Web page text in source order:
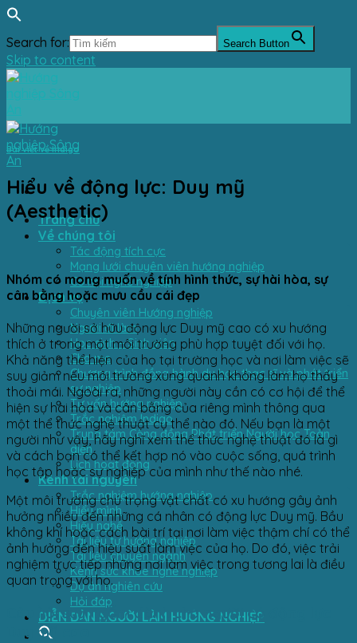
Search for: Search Button
Skip to content
Trang chủ
Về chúng tôi
Tác động tích cực
Mạng lưới chuyên viên hướng nghiệp
Cơ hội nghề nghiệp
Dịch vụ
Chuyên viên Hướng nghiệp
Người đi làm
Học sinh – Sinh viên
Cha mẹ
Chương trình đồng hành du học thạc sĩ và phát triển
sự nghiệp
Tư vấn hướng nghiệp
Trắc nghiệm Indigo
Trung tâm Cộng đồng Phát triển Người học Toàn
diện
Lịch hoạt động
Kênh tài nguyên
Trắc nghiệm hướng nghiệp
Hiểu mình
Hiểu nghề
Tài liệu tự hướng nghiệp
Tài liệu chuyên ngành
Kênh sức khỏe nghề nghiệp
Dự án nghiên cứu
Hỏi đáp
DIỄN ĐÀN NGƯỜI LÀM HƯỚNG NGHIỆP
Bài viết về Indigo
Hiểu về động lực: Duy mỹ
(Aesthetic)
Nhóm có mong muốn về tính hình thức, sự hài hòa, sự
cân bằng hoặc mưu cầu cái đẹp
Những người sở hữu động lực Duy mỹ cao có xu hướng
thích ở trong một môi trường phù hợp tuyệt đối với họ.
Khả năng thể hiện của họ tại trường học và nơi làm việc sẽ
suy giảm nếu môi trường xung quanh không làm họ thấy
thoải mái. Ngoài ra, những người này cần có cơ hội để thể
hiện sự hài hòa và cân bằng của riêng mình thông qua
một thể thức nghệ thuật cụ thể nào đó. Nếu bạn là một
người như vậy, hãy nghĩ xem thể thức nghệ thuật đó là gì
và cách bạn có thể kết hợp nó vào cuộc sống, quá trình
học tập hoặc sự nghiệp của mình như thế nào nhé.
Một môi trường chú trọng vật chất có xu hướng gây ảnh
hưởng nhiều đến những cá nhân có động lực Duy mỹ. Bầu
không khí hoặc cách bài trí tại nơi làm việc thậm chí có thể
ảnh hưởng đến hiệu suất làm việc của họ. Do đó, việc trải
nghiệm trực tiếp những nơi làm việc trong tương lai là điều
quan trọng với họ.
Câu hỏi suy ngẫm dành cho người có động lực
Duy mỹ cao